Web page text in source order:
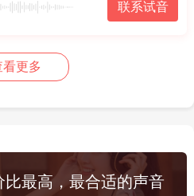
联系试音
看更多
最高，最合适的声音